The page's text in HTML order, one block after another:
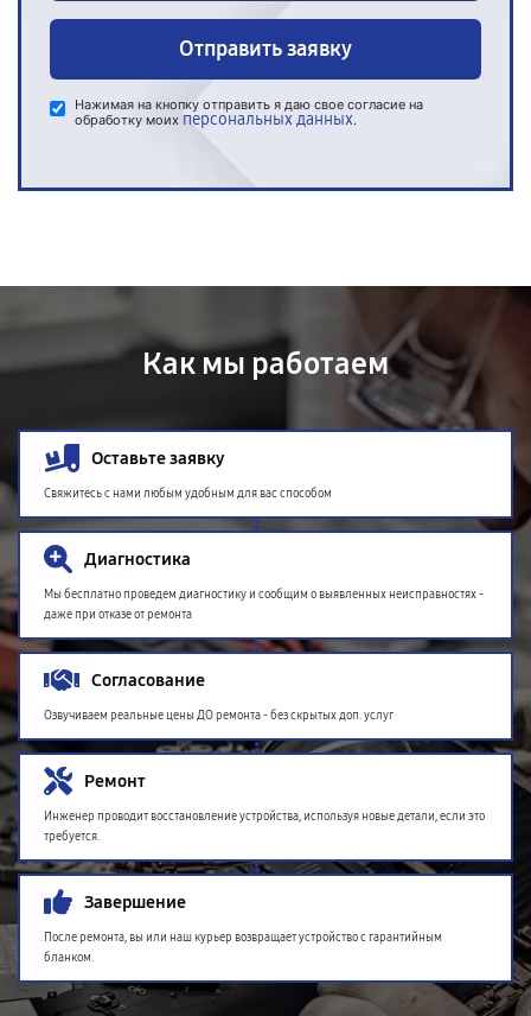
Отправить заявку
Нажимая на кнопку отправить я даю свое согласие на
обработку моих персональных данных.
Как мы работаем
Оставьте заявку
Свяжитесь с нами любым удобным для вас способом
Диагностика
Мы бесплатно проведем диагностику и сообщим о выявленных неисправностях -
даже при отказе от ремонта
Согласование
Озвучиваем реальные цены ДО ремонта - без скрытых доп. услуг
Ремонт
Инженер проводит восстановление устройства, используя новые детали, если это
требуется.
Завершение
После ремонта, вы или наш курьер возвращает устройство с гарантийным
бланком.